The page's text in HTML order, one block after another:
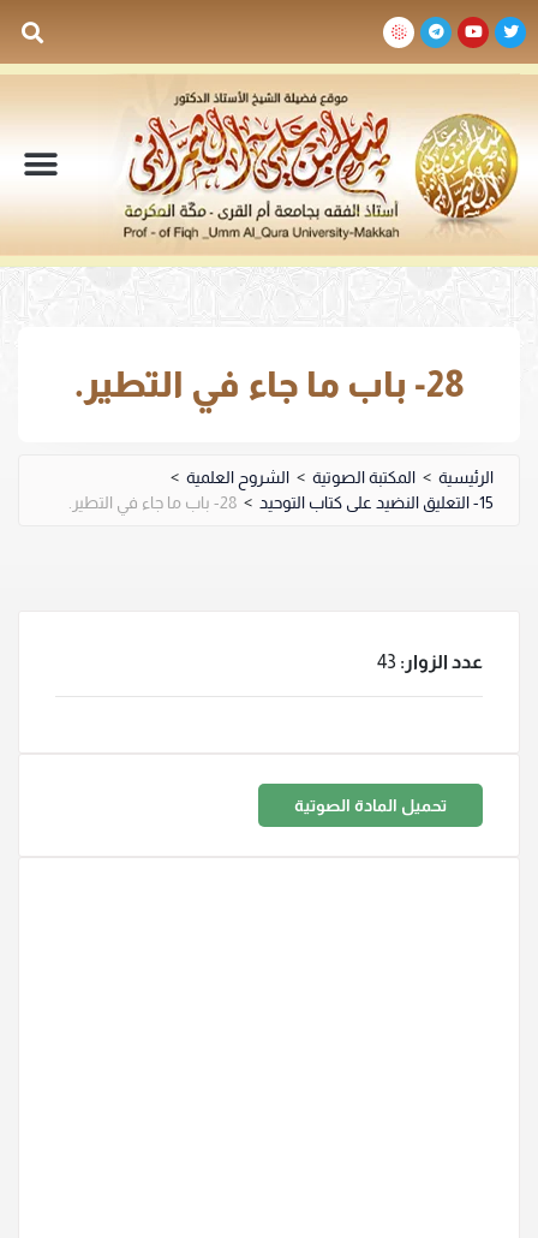
28- باب ما جاء في التطير.
الرئيسية > المكتبة الصوتية > الشروح العلمية >
15- التعليق النضيد على كتاب التوحيد
> 28- باب ما جاء في التطير.
عدد الزوار: 43
تحميل المادة الصوتية